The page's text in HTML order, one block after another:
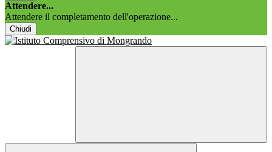
Attendere...
Attendere il completamento dell'operazione...
Chiudi